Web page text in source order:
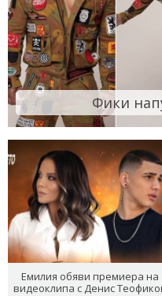
Фики
Емилия обяви премиера на
видеоклипа с Денис